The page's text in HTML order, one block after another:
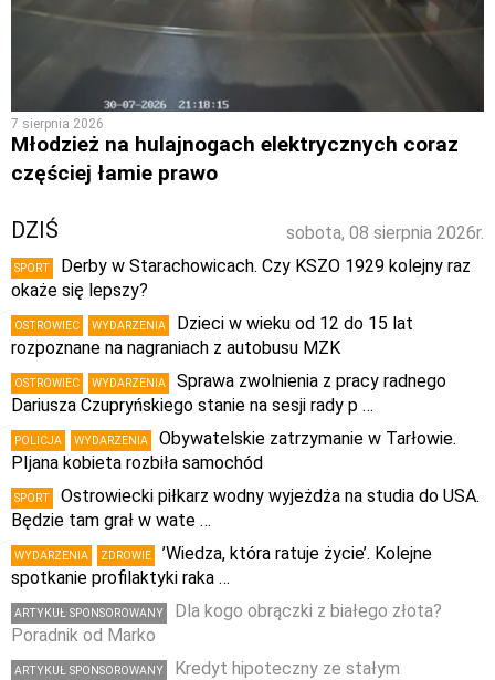
7 sierpnia 2026
Młodzież na hulajnogach elektrycznych coraz
częściej łamie prawo
sobota, 08 sierpnia 2026r.
DZIŚ
SPORT
Derby w Starachowicach. Czy KSZO 1929 kolejny raz
okaże się lepszy?
OSTROWIEC WYDARZENIA
Dzieci w wieku od 12 do 15 lat
rozpoznane na nagraniach z autobusu MZK
OSTROWIEC WYDARZENIA
Sprawa zwolnienia z pracy radnego
Dariusza Czupryńskiego stanie na sesji rady p …
POLICJA WYDARZENIA
Obywatelskie zatrzymanie w Tarłowie.
PIjana kobieta rozbiła samochód
SPORT
Ostrowiecki piłkarz wodny wyjeżdża na studia do USA.
Będzie tam grał w wate …
WYDARZENIA ZDROWIE
’Wiedza, która ratuje życie’. Kolejne
spotkanie profilaktyki raka …
ARTYKUŁ SPONSOROWANY
Dla kogo obrączki z białego złota?
Poradnik od Marko
ARTYKUŁ SPONSOROWANY
Kredyt hipoteczny ze stałym